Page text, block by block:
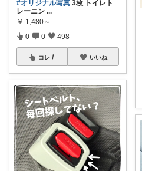
#オリジナル写真 3枚 トイレト
レーニン ...
￥ 1,480～
0 0 498
コレ いいね